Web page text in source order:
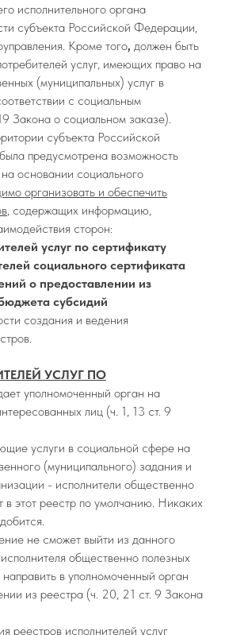
исполнительного органа
субъекта Российской Федерации,
Кроме того, должен быть
услуг, имеющих право на
(муниципальных) услуг в
с социальным
Закона о социальном заказе).
субъекта Российской
предусмотрена возможность
на основании социального
организовать и обеспечить
, содержащих информацию,
сторон:
услуг по сертификату
социального сертификата
о предоставлении из
субсидий
создания и ведения
УСЛУГ ПО
уполномоченный орган на
лиц (ч. 1, 13 ст. 9
услуги в социальной сфере на
(муниципального) задания и
- исполнители общественно
в этот реестр по умолчанию. Никаких
не сможет выйти из данного
общественно полезных
направить в уполномоченный орган
из реестра (ч. 20, 21 ст. 9 Закона
реестров исполнителей услуг